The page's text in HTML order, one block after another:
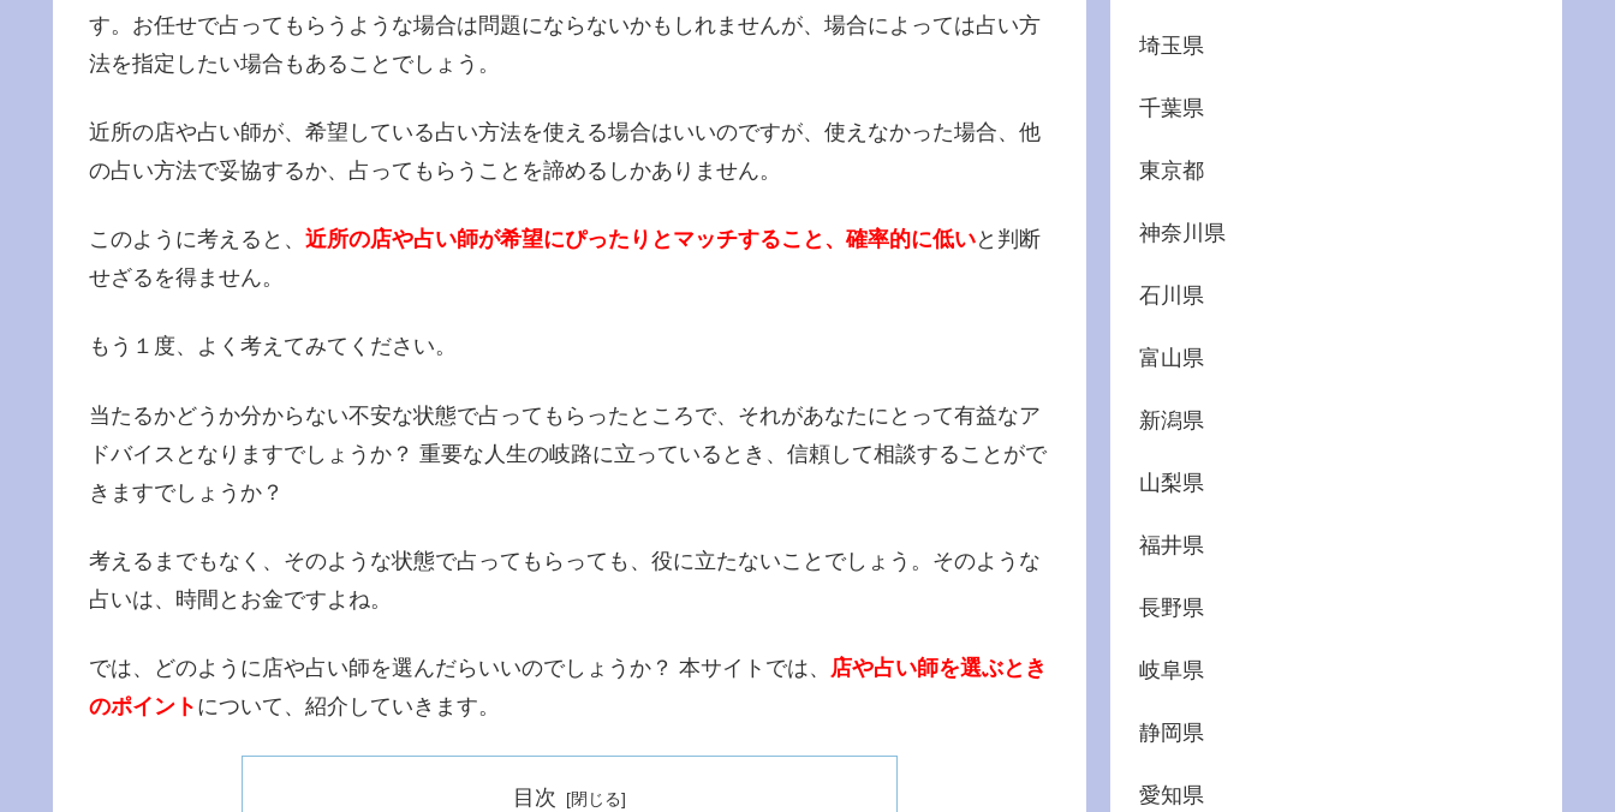
す。お任せで占ってもらうような場合は問題にならないかもしれませんが、場合によっては占い方
法を指定したい場合もあることでしょう。
近所の店や占い師が、希望している占い方法を使える場合はいいのですが、使えなかった場合、他
の占い方法で妥協するか、占ってもらうことを諦めるしかありません。
このように考えると、 近所の店や占い師が希望にぴったりとマッチすること、確率的に低いと判断
せざるを得ません。
もう１度、よく考えてみてください。
当たるかどうか分からない不安な状態で占ってもらったところで、それがあなたにとって有益なア
ドバイスとなりますでしょうか？ 重要な人生の岐路に立っているとき、信頼して相談することがで
きますでしょうか？
考えるまでもなく、そのような状態で占ってもらっても、役に立たないことでしょう。そのような
占いは、時間とお金ですよね。
では、どのように店や占い師を選んだらいいのでしょうか？ 本サイトでは、 店や占い師を選ぶとき
のポイント について、紹介していきます。
目次
埼玉県
千葉県
東京都
神奈川県
石川県
富山県
新潟県
山梨県
福井県
長野県
岐阜県
静岡県
愛知県